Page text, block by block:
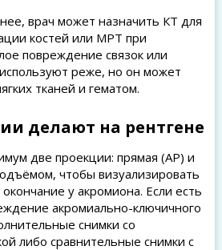
врач может назначить КТ для
костей или МРТ при
повреждение связок или
реже, но он может
тканей и гематом.
делают на рентгене
две проекции: прямая (AP) и
чтобы визуализировать
у акромиона. Если есть
акромиально-ключичного
снимки со
либо сравнительные снимки с